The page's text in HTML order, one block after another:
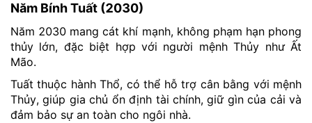
Năm Bính Tuất (2030)
Năm 2030 mang cát khí mạnh, không phạm hạn phong
thủy lớn, đặc biệt hợp với người mệnh Thủy như Ất
Mão.
Tuất thuộc hành Thổ, có thể hỗ trợ cân bằng với mệnh
Thủy, giúp gia chủ ổn định tài chính, giữ gìn của cải và
đảm bảo sự an toàn cho ngôi nhà.